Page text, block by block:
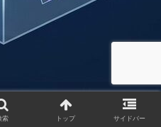
索 トップ サイドバー